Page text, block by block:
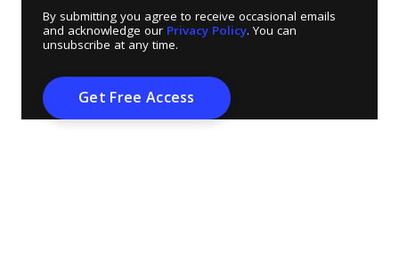
By submitting you agree to receive occasional emails
and acknowledge our Privacy Policy. You can
unsubscribe at any time.